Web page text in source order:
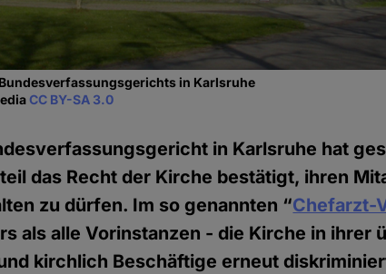
in Karlsruhe
CC BY-SA 3.0
in Karlsruhe hat
das Recht der Kirche bestätigt, ihren
zu dürfen. Im so genannten “Chefarzt-
als alle Vorinstanzen - die Kirche in ihrer
kirchlich Beschäftige erneut